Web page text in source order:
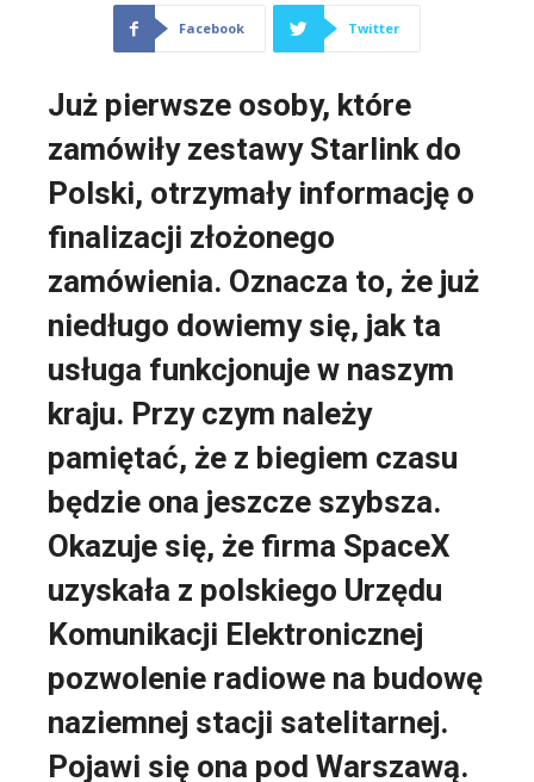
Facebook Twitter
Już pierwsze osoby, które
zamówiły zestawy Starlink do
Polski, otrzymały informację o
finalizacji złożonego
zamówienia. Oznacza to, że już
niedługo dowiemy się, jak ta
usługa funkcjonuje w naszym
kraju. Przy czym należy
pamiętać, że z biegiem czasu
będzie ona jeszcze szybsza.
Okazuje się, że firma SpaceX
uzyskała z polskiego Urzędu
Komunikacji Elektronicznej
pozwolenie radiowe na budowę
naziemnej stacji satelitarnej.
Pojawi się ona pod Warszawą.